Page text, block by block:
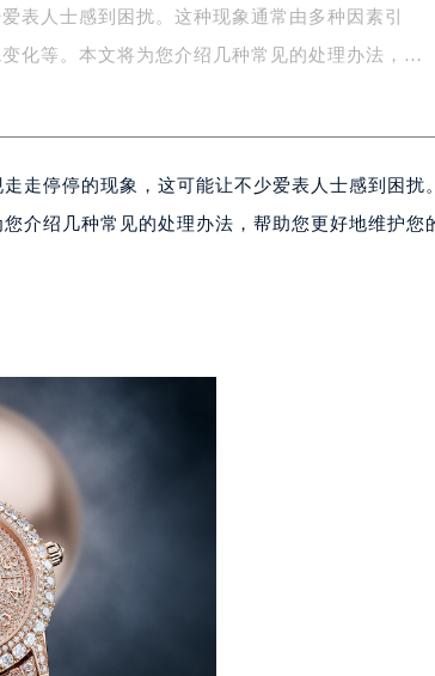
层1604室（需提前预约）
（华润万象城）17层1706室（需提前预约）
805室（需提前预约）
座13层1304室（需提前预约）
7层704室（需提前预约）
层05室（需提前预约）
室（需提前预约）
需提前预约）
室（需提前预约）
902室（需提前预约）
心写字楼（芙蓉广场）10层13室（需提前预约）
（需提前预约）
权店）3层整层（需提前预约）
表人士感到困扰。这种现象通常由多种因素引
化等。本文将为您介绍几种常见的处理办法，帮
走停停的现象，这可能让不少爱表人士感到困扰
介绍几种常见的处理办法，帮助您更好地维护您